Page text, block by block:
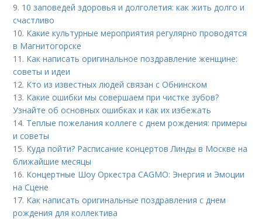
9. 10 заповедей здоровья и долголетия: как жить долго и
счастливо
10. Какие культурные мероприятия регулярно проводятся
в Магнитогорске
11. Как написать оригинальное поздравление женщине:
советы и идеи
12. Кто из известных людей связан с Обнинском
13. Какие ошибки мы совершаем при чистке зубов?
Узнайте об основных ошибках и как их избежать
14. Теплые пожелания коллеге с днем рождения: примеры
и советы
15. Куда пойти? Расписание концертов Линды в Москве на
ближайшие месяцы
16. Концертные Шоу Оркестра CAGMO: Энергия и Эмоции
на Сцене
17. Как написать оригинальные поздравления с днем
рождения для коллектива